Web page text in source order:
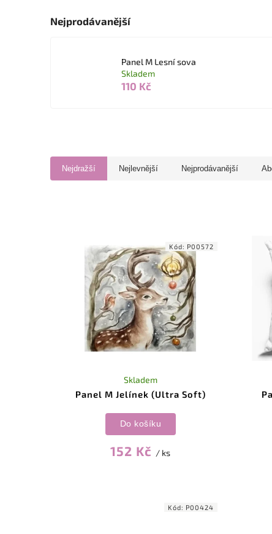
Nejprodávanější
Panel M Lesní sova
Skladem
110 Kč
Nejdražší Nejlevnější Nejprodávanější
Panel M Jelínek (Ultra Soft)
Skladem
152 Kč / ks
Do košíku
Kód: P00572
Kód: P00424